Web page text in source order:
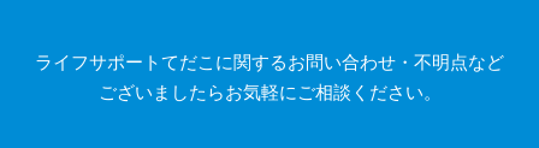
ライフサポートてだこに関するお問い合わせ・不明点など
ございましたらお気軽にご相談ください。